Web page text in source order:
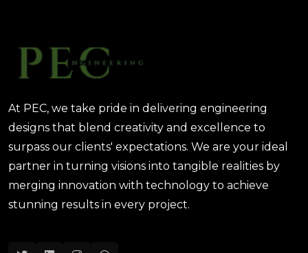
At PEC, we take pride in delivering engineering
designs that blend creativity and excellence to
surpass our clients' expectations. We are your ideal
partner in turning visions into tangible realities by
merging innovation with technology to achieve
stunning results in every project.